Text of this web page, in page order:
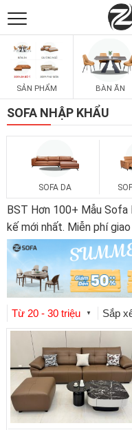
SẢN PHẨM
SOFAS
PHÒNG ĂN
PHÒNG KHÁCH
LIÊN HỆ
SẢN PHẨM BÀN ĂN
SOFA NHẬP KHẨU
SOFA DA
BST Hơn 100+ Mẫu
kế mới nhất. Miễn phí
Từ 20 - 30 triệu ▼ Sắp